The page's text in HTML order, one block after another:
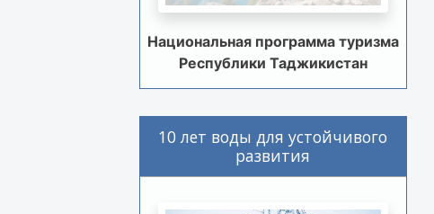
Национальная программа туризма
Республики Таджикистан
10 лет воды для устойчивого
развития